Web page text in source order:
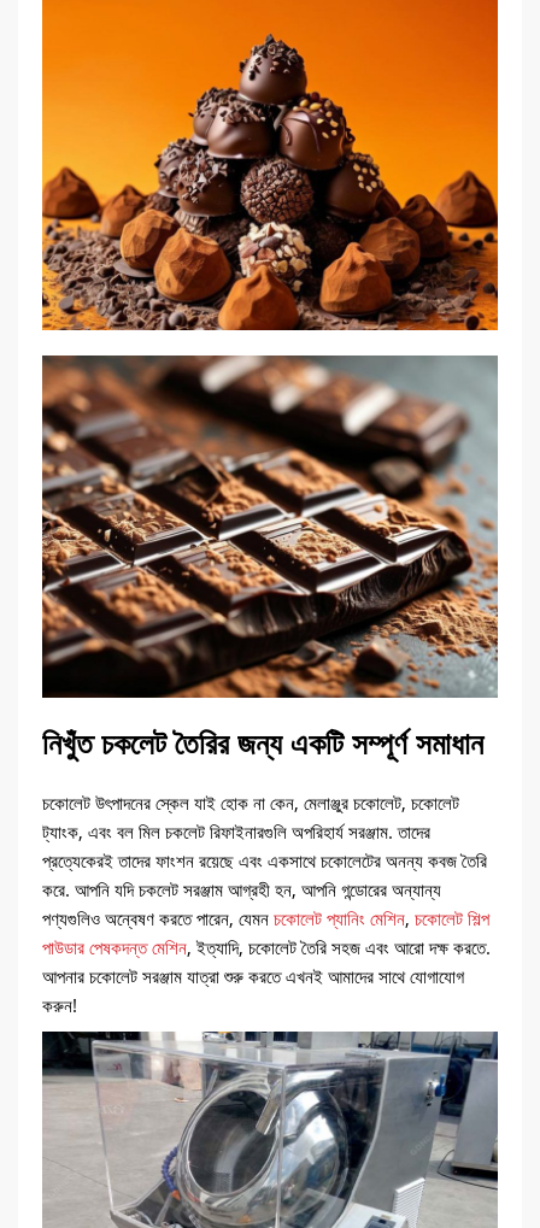
নিখুঁত চকলেট তৈরির জন্য একটি সম্পূর্ণ সমাধান
চকোলেট উৎপাদনের স্কেল যাই হোক না কেন, মেলাঞ্জুর চকোলেট, চকোলেট
ট্যাংক, এবং বল মিল চকলেট রিফাইনারগুলি অপরিহার্য সরঞ্জাম. তাদের
প্রত্যেকেরই তাদের ফাংশন রয়েছে এবং একসাথে চকোলেটের অনন্য কবজ তৈরি
করে. আপনি যদি চকলেট সরঞ্জাম আগ্রহী হন, আপনি গন্ডোরের অন্যান্য
পণ্যগুলিও অন্বেষণ করতে পারেন, যেমন চকোলেট প্যানিং মেশিন, চকোলেট শিল্প
পাউডার পেষকদন্ত মেশিন, ইত্যাদি, চকোলেট তৈরি সহজ এবং আরো দক্ষ করতে.
আপনার চকোলেট সরঞ্জাম যাত্রা শুরু করতে এখনই আমাদের সাথে যোগাযোগ
করুন!